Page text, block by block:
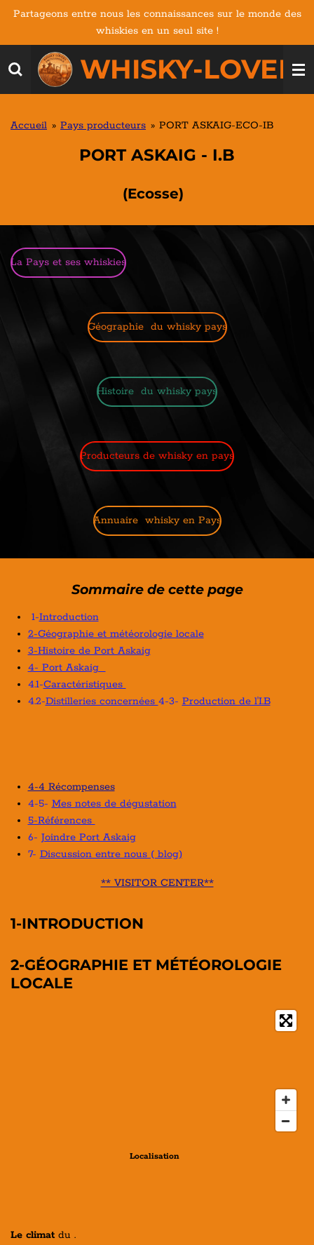
Passer
contenu
principal
WHISKY-
Partageons entre nous les connaissances sur le monde des
whiskies en un seul site !
Accueil » Pays producteurs » PORT ASKAIG-ECO-IB
PORT ASKAIG - I.B
(Ecosse)
La Pays et ses whiskies
Géographie du whisky pays
Histoire du whisky pays
Producteurs de whisky en pays
Annuaire whisky en Pays
Sommaire de cette page
1-Introduction
2-Géographie et météorologie locale
3-Histoire de Port Askaig
4- Port Askaig
4.1-Caractéristiques
4.2-Distilleries concernées 4-3- Production de l'I.B
4-4 Récompenses
4-5- Mes notes de dégustation
5-Références
6- Joindre Port Askaig
7- Discussion entre nous ( blog)
** VISITOR CENTER**
1-INTRODUCTION
2-GÉOGRAPHIE ET MÉTÉOROLOGIE
LOCALE
Localisation
Le climat du .